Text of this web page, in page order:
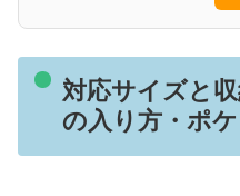
対応サイズと
の入り方・ポ